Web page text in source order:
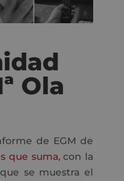
Ola
de EGM de
que suma,con la
se muestra el